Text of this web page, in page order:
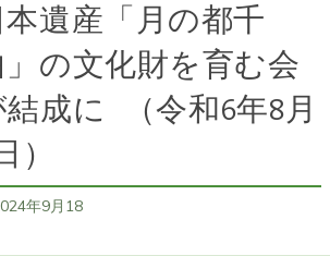
本遺産「月の都千
」の文化財を育む会
結成に （令和6年8月
）
年9月18